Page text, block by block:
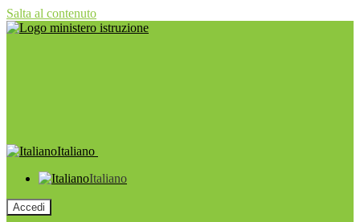
Salta al contenuto
Italiano
Italiano
Accedi